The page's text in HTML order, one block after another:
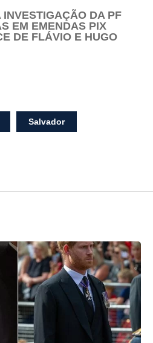
INVESTIGAÇÃO DA PF
EM EMENDAS PIX
DE FLÁVIO E HUGO
Salvador